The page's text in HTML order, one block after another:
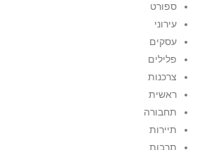
ספורט
עירוני
עסקים
פלילים
צרכנות
ראשית
תחבורה
תיירות
תרבות